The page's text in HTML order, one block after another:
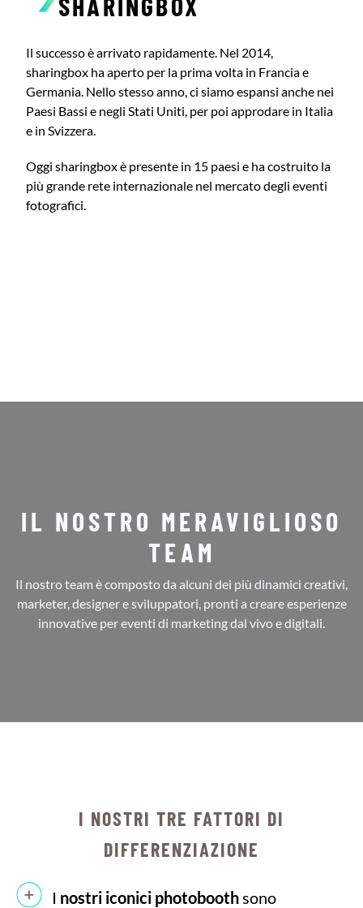
Il successo è arrivato rapidamente. Nel 2014,
sharingbox ha aperto per la prima volta in Francia e
Germania. Nello stesso anno, ci siamo espansi anche nei
Paesi Bassi e negli Stati Uniti, per poi approdare in Italia
e in Svizzera.
Oggi sharingbox è presente in 15 paesi e ha costruito la
più grande rete internazionale nel mercato degli eventi
fotografici.
IL NOSTRO MERAVIGLIOSO
TEAM
Il nostro team è composto da alcuni dei più dinamici creativi,
marketer, designer e sviluppatori, pronti a creare esperienze
innovative per eventi di marketing dal vivo e digitali.
I NOSTRI TRE FATTORI DI
DIFFERENZIAZIONE
I nostri iconici photoboothsono